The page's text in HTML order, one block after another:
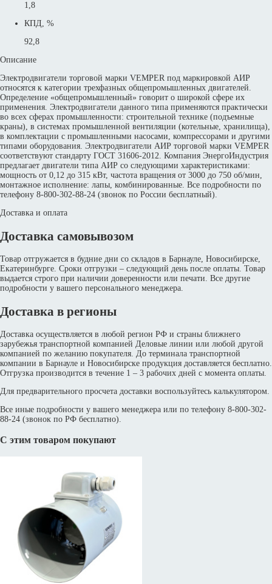
1,8
КПД, %
92,8
Описание
Электродвигатели торговой марки VEMPER под маркировкой АИР
относятся к категории трехфазных общепромышленных двигателей.
Определение «общепромышленный» говорит о широкой сфере их
применения. Электродвигатели данного типа применяются практически
во всех сферах промышленности: строительной технике (подъемные
краны), в системах промышленной вентиляции (котельные, хранилища),
в комплектации с промышленными насосами, компрессорами и другими
типами оборудования. Электродвигатели АИР торговой марки VEMPER
соответствуют стандарту ГОСТ 31606-2012. Компания ЭнергоИндустрия
предлагает двигатели типа АИР со следующими характеристиками:
мощность от 0,12 до 315 кВт, частота вращения от 3000 до 750 об/мин,
монтажное исполнение: лапы, комбинированные. Все подробности по
телефону 8-800-302-88-24 (звонок по России бесплатный).
Доставка и оплата
Доставка самовывозом
Товар отгружается в будние дни со складов в Барнауле, Новосибирске,
Екатеринбурге. Сроки отгрузки – следующий день после оплаты. Товар
выдается строго при наличии доверенности или печати. Все другие
подробности у вашего персонального менеджера.
Доставка в регионы
Доставка осуществляется в любой регион РФ и страны ближнего
зарубежья транспортной компанией Деловые линии или любой другой
компанией по желанию покупателя. До терминала транспортной
компании в Барнауле и Новосибирске продукция доставляется бесплатно.
Отгрузка производится в течение 1 – 3 рабочих дней с момента оплаты.
Для предварительного просчета доставки воспользуйтесь калькулятором.
Все иные подробности у вашего менеджера или по телефону 8-800-302-
88-24 (звонок по РФ бесплатно).
С этим товаром покупают